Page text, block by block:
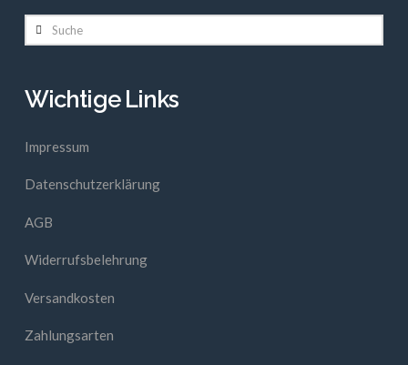
Suche
Wichtige Links
Impressum
Datenschutzerklärung
AGB
Widerrufsbelehrung
Versandkosten
Zahlungsarten